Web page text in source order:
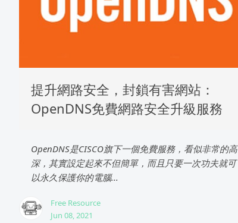
提升網路安全，封鎖有害網站：
OpenDNS免費網路安全升級服務
OpenDNS是CISCO旗下一個免費服務，看似非常的高
深，其實設定起來不但簡單，而且只要一次功夫就可
以永久保護你的電腦...
Free Resource
Jun 08, 2021